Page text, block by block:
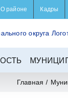
О районе Кадры
Главная /